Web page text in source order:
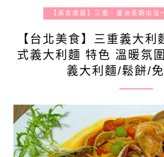
【美食推薦】三重、蘆洲長期出沒
【台北美食】三重義大
式義大利麵 特色 溫暖氛
義大利麵/鬆餅/